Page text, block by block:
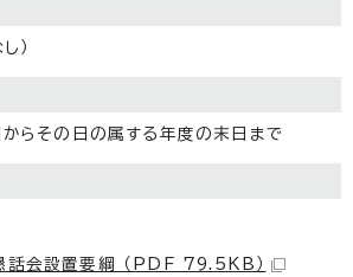
）
らその日の属する年度の末日まで
話会設置要綱 （PDF 79.5KB）